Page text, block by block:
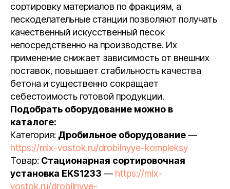
сортировку материалов по фракциям, а
пескоделательные станции позволяют получать
качественный искусственный песок
непосредственно на производстве. Их
применение снижает зависимость от внешних
поставок, повышает стабильность качества
бетона и существенно сокращает
себестоимость готовой продукции.
Подобрать оборудование можно в
каталоге:
Категория: Дробильное оборудование—
https://mix-vostok.ru/drobilnyye-kompleksy
Товар: Стационарная сортировочная
установка EKS1233 — https://mix-
vostok.ru/drobilnyye-